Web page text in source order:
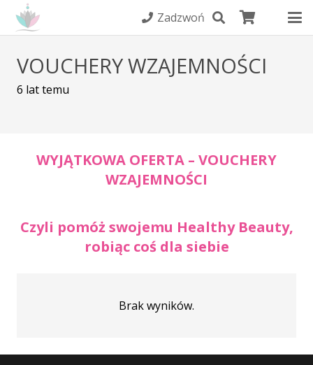
Zadzwoń
VOUCHERY WZAJEMNOŚCI
6 lat temu
WYJĄTKOWA OFERTA – VOUCHERY
WZAJEMNOŚCI
Czyli pomóż swojemu Healthy Beauty,
robiąc coś dla siebie
Brak wyników.